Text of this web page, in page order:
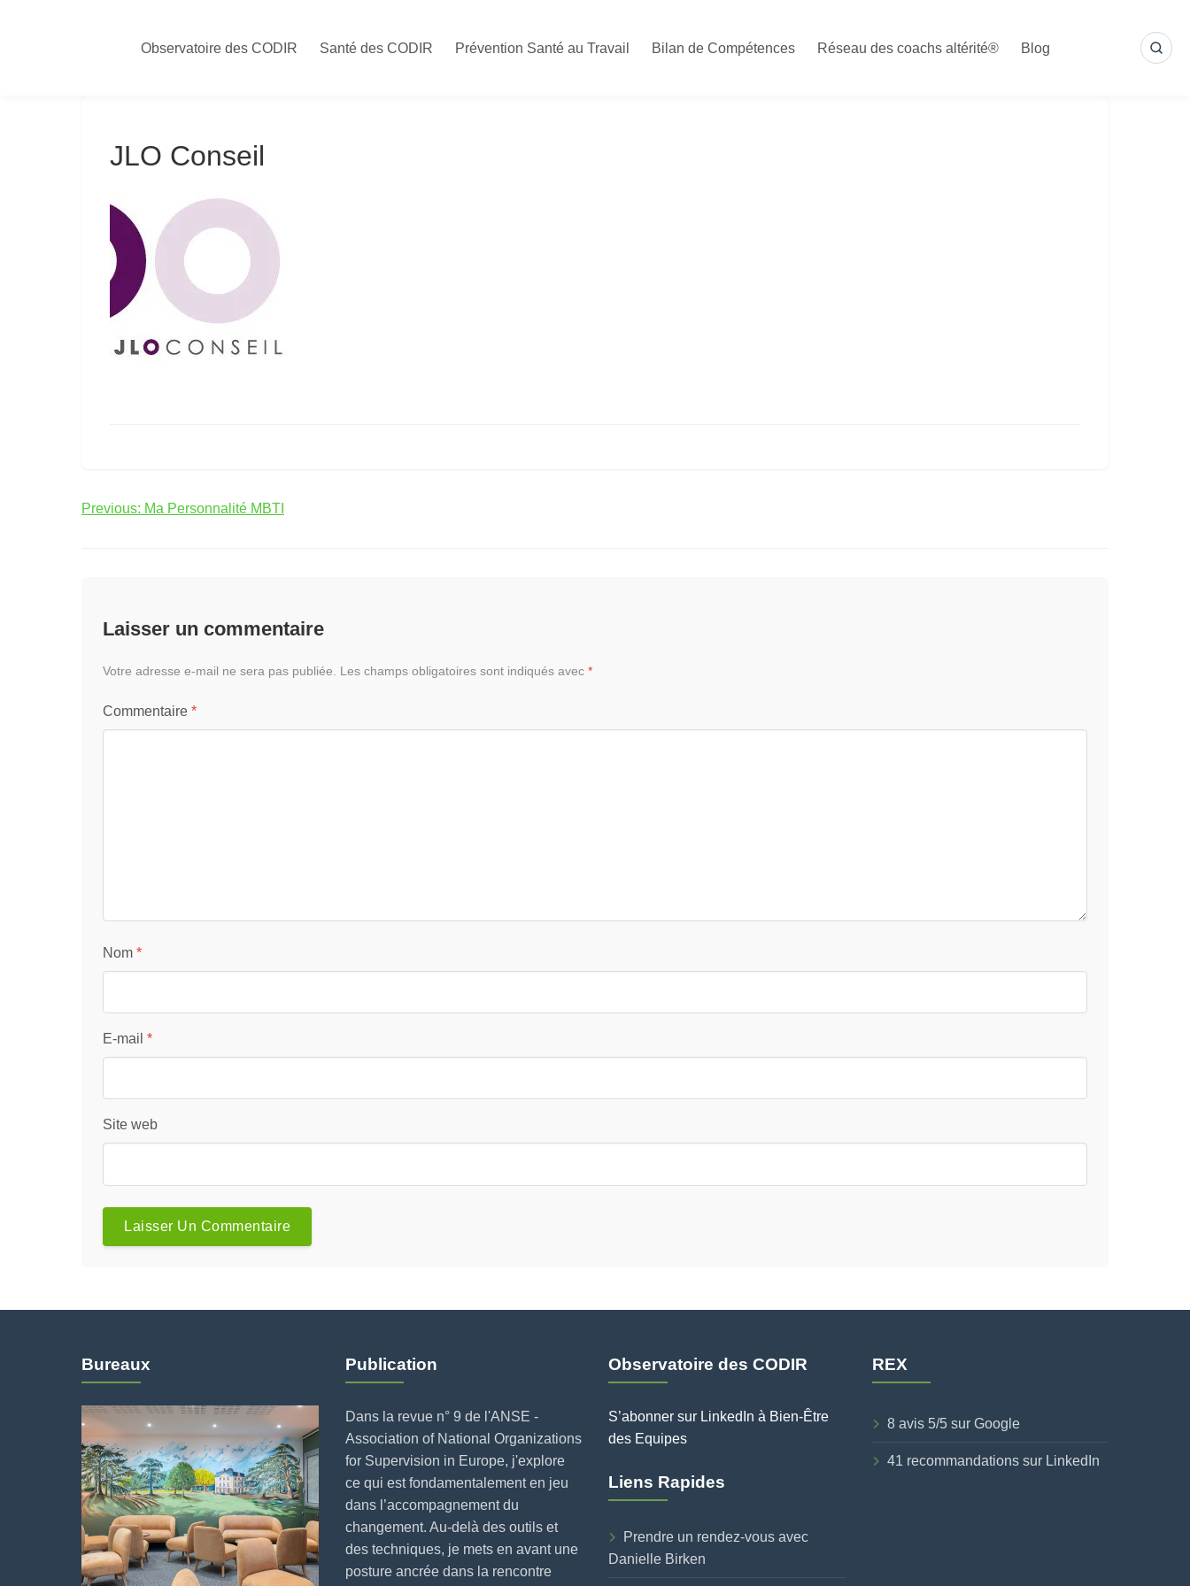
Observatoire des CODIR Santé des CODIR Prévention Santé au Travail Bilan de Compétences Réseau des coachs altérité® Blog
JLO Conseil
Navigation
Previous: Ma Personnalité MBTI
Laisser un commentaire
Votre adresse e-mail ne sera pas publiée. Les champs obligatoires sont indiqués avec *
Commentaire *
Nom *
E-mail *
Site web
Bureaux Publication
Dans la revue n° 9 de l'ANSE -
Association of National Organizations
for Supervision in Europe, j'explore
ce qui est fondamentalement en jeu
dans l’accompagnement du
changement. Au-delà des outils et
des techniques, je mets en avant une
posture ancrée dans la rencontre
Observatoire des CODIR
S’abonner sur LinkedIn à Bien-Être
des Equipes
Liens Rapides
Prendre un rendez-vous avec
Danielle Birken
REX
8 avis 5/5 sur Google
41 recommandations sur LinkedIn